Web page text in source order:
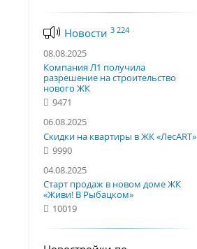
Новости 3 224
08.08.2025
Компания Л1 получила
разрешение на строительство
нового ЖК
9471
06.08.2025
Скидки на квартиры в ЖК «ЛесART»
9990
04.08.2025
Старт продаж в новом доме ЖК
«Живи! В Рыбацком»
10019